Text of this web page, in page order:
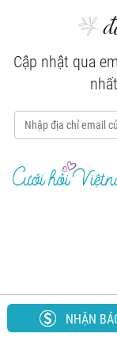
Cập nhật qua
NHẬN